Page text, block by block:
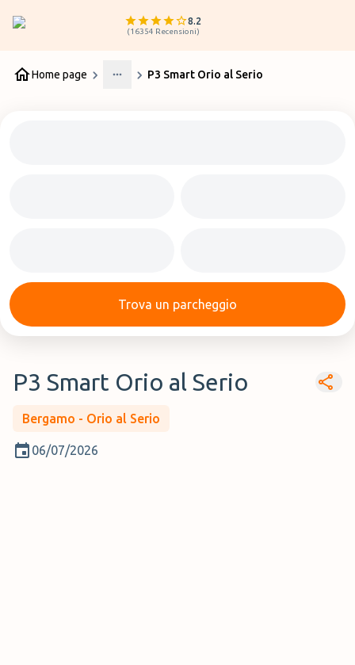
8.2
(16354 Recensioni)
Home page
More
P3 Smart Orio al Serio
Trova un parcheggio
P3 Smart Orio al Serio
Bergamo - Orio al Serio
06/07/2026